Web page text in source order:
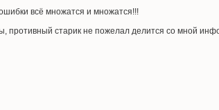
всё множатся и множатся!!!
противный старик не пожелал делится со мной